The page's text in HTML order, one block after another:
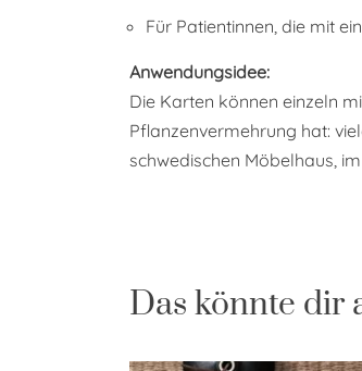
Für Patientinnen, die mit
Anwendungsidee:
Die Karten können einzeln
Pflanzenvermehrung hat:
schwedischen Möbelhaus,
Das könnte dir